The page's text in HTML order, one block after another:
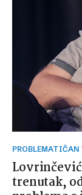
trenutak,